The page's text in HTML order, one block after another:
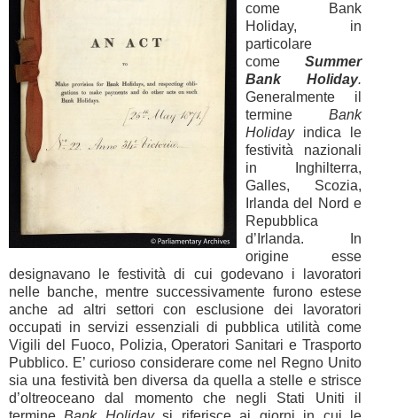
come Bank
Holiday, in
particolare
come Summer
Bank Holiday.
Generalmente il
termine Bank
Holidayindica le
festività nazionali
in Inghilterra,
Galles, Scozia,
Irlanda del Nord e
Repubblica
d’Irlanda. In
origine esse
designavano le festività di cui godevano i lavoratori
nelle banche, mentre successivamente furono estese
anche ad altri settori con esclusione dei lavoratori
occupati in servizi essenziali di pubblica utilità come
Vigili del Fuoco, Polizia, Operatori Sanitari e Trasporto
Pubblico. E’ curioso considerare come nel Regno Unito
sia una festività ben diversa da quella a stelle e strisce
d’oltreoceano dal momento che negli Stati Uniti il